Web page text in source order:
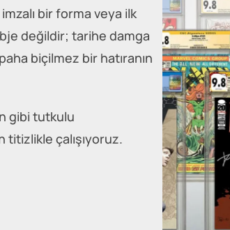
bir forma veya ilk
değildir; tarihe damga
biçilmez bir hatıranın
gibi tutkulu
çalışıyoruz.